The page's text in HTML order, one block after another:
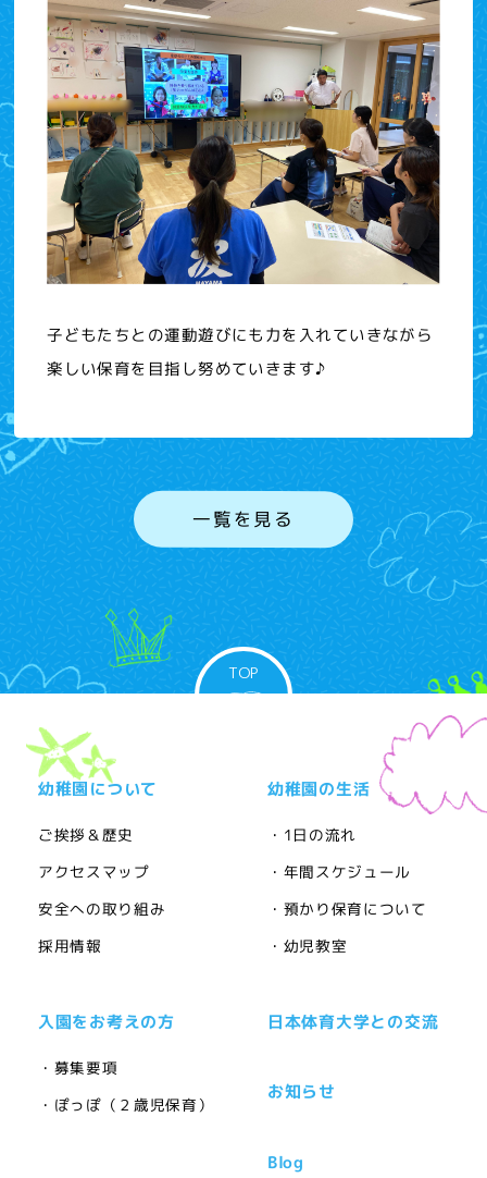
子どもたちとの運動遊びにも力を入れていきながら
楽しい保育を目指し努めていきます♪
一覧を見る
TOP
幼稚園について
ご挨拶＆歴史
アクセスマップ
安全への取り組み
採用情報
幼稚園の生活
・1日の流れ
・年間スケジュール
・預かり保育について
・幼児教室
入園をお考えの方
・募集要項
・ぽっぽ（２歳児保育）
日本体育大学との交流
お知らせ
Blog